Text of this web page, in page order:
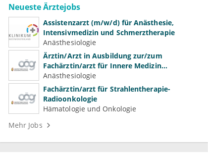
Neueste Ärztejobs
Assistenzarzt (m/w/d) für Anästhesie,
Intensivmedizin und Schmerztherapie
Anästhesiologie
Ärztin/Arzt in Ausbildung zur/zum
Fachärztin/arzt für Innere Medizin
(Kardiologie, Nephrologie, Intensivmedizin)
Anästhesiologie
Fachärztin/arzt für Strahlentherapie-
Radioonkologie
Hämatologie und Onkologie
Mehr Jobs